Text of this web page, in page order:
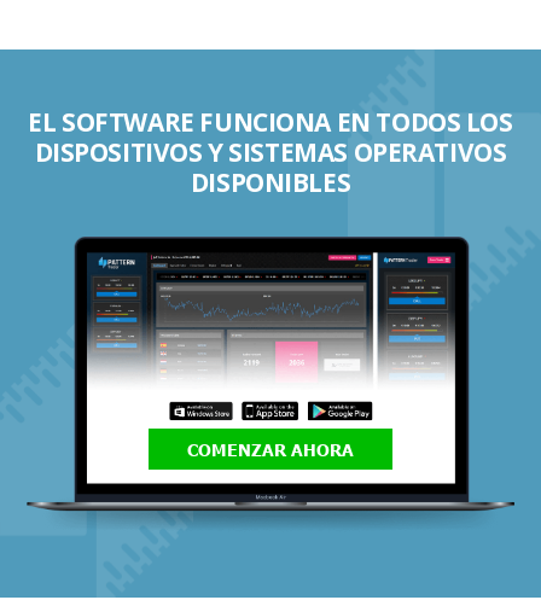
EL SOFTWARE FUNCIONA EN TODOS LOS
DISPOSITIVOS Y SISTEMAS OPERATIVOS
DISPONIBLES
COMENZAR AHORA